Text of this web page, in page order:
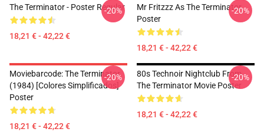
The Terminator - Poster Regular
18,21 € - 42,22 €
-20%
Mr Fritzzz As The Terminator
Poster
18,21 € - 42,22 €
-20%
Moviebarcode: The Terminator
(1984) [Colores Simplificados]
Poster
18,21 € - 42,22 €
-20%
80s Technoir Nightclub From
The Terminator Movie Poster
18,21 € - 42,22 €
-20%